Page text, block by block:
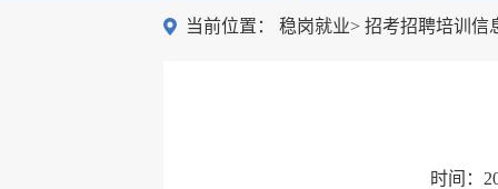
当前位置： 稳岗就业> 招考招聘培训信
时间：